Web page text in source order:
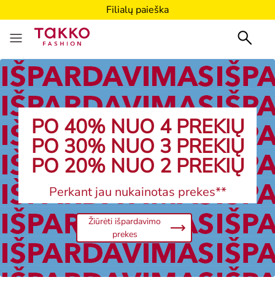
Filialų paieška
PO 40% NUO 4 PREKIŲ
PO 30% NUO 3 PREKIŲ
PO 20% NUO 2 PREKIŲ
Perkant jau nukainotas prekes**
Žiūrėti išpardavimo
prekes